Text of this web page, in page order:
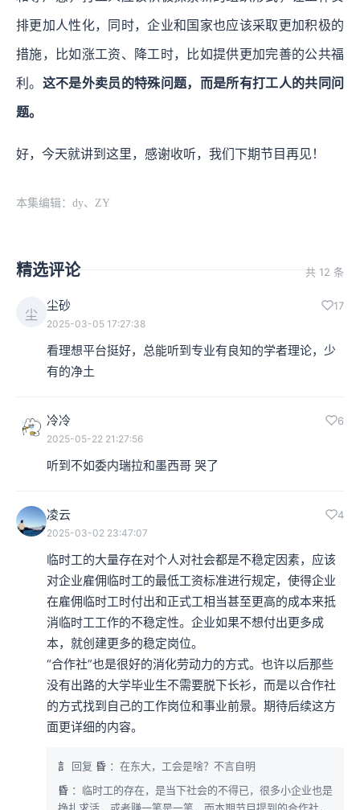
排更加人性化，同时，企业和国家也应该采取更加积极的
措施，比如涨工资、降工时，比如提供更加完善的公共福
利。 这不是外卖员的特殊问题，而是所有打工人的共同问
题。
好，今天就讲到这里，感谢收听，我们下期节目再见！
本集编辑：dy、ZY
精选评论 共 12 条
尘
尘砂 17
2025-03-05 17:27:38
看理想平台挺好，总能听到专业有良知的学者理论，少
有的净土
冷冷 6
2025-05-22 21:27:56
听到不如委内瑞拉和墨西哥 哭了
凌云 4
2025-03-02 23:47:07
临时工的大量存在对个人对社会都是不稳定因素，应该
对企业雇佣临时工的最低工资标准进行规定，使得企业
在雇佣临时工时付出和正式工相当甚至更高的成本来抵
消临时工工作的不稳定性。企业如果不想付出更多成
本，就创建更多的稳定岗位。
“合作社”也是很好的消化劳动力的方式。也许以后那些
没有出路的大学毕业生不需要脱下长衫，而是以合作社
的方式找到自己的工作岗位和事业前景。期待后续这方
面更详细的内容。
訁 回复 昏 ：在东大，工会是啥？不言自明
昏 ：临时工的存在，是当下社会的不得已，很多小企业也是
挣扎求活，或者赚一笔是一笔，而本期节目提到的合作社，